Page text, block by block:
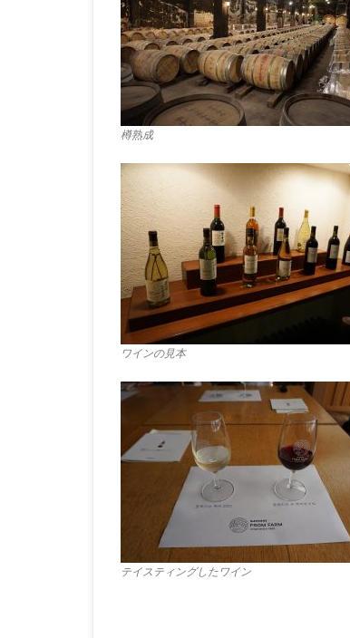
樽熟成
ワインの見本
テイスティングしたワイン